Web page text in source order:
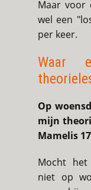
Maar voor
wel een
per keer.
Waar
Op
mijn
Mamelis
Mocht het
niet op